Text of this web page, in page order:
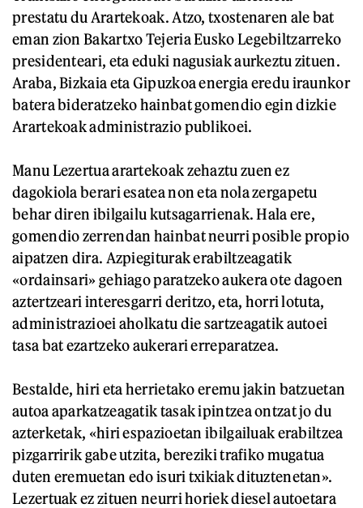
prestatu du Arartekoak. Atzo, txostenaren ale bat
eman zion Bakartxo Tejeria Eusko Legebiltzarreko
presidenteari, eta eduki nagusiak aurkeztu zituen.
Araba, Bizkaia eta Gipuzkoa energia eredu iraunkor
batera bideratzeko hainbat gomendio egin dizkie
Arartekoak administrazio publikoei.
Manu Lezertua arartekoak zehaztu zuen ez
dagokiola berari esatea non eta nola zergapetu
behar diren ibilgailu kutsagarrienak. Hala ere,
gomendio zerrendan hainbat neurri posible propio
aipatzen dira. Azpiegiturak erabiltzeagatik
«ordainsari» gehiago paratzeko aukera ote dagoen
aztertzeari interesgarri deritzo, eta, horri lotuta,
administrazioei aholkatu die sartzeagatik autoei
tasa bat ezartzeko aukerari erreparatzea.
Bestalde, hiri eta herrietako eremu jakin batzuetan
autoa aparkatzeagatik tasak ipintzea ontzat jo du
azterketak, «hiri espazioetan ibilgailuak erabiltzea
pizgarririk gabe utzita, bereziki trafiko mugatua
duten eremuetan edo isuri txikiak dituztenetan».
Lezertuak ez zituen neurri horiek diesel autoetara